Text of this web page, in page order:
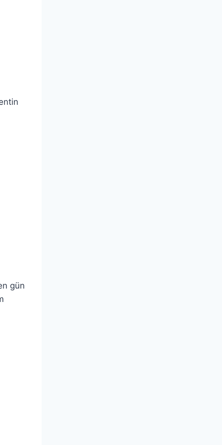
gün